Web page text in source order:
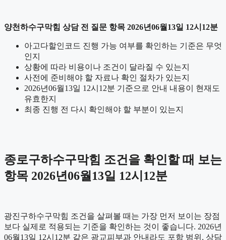
양천하수구막힘 상담 전 질문 항목 2026년06월13일 12시12분
아고다할인코드 진행 가능 여부를 확인하는 기준은 무엇
인지
상황에 따라 비용이나 조건이 달라질 수 있는지
사전에 준비해야 할 자료나 확인 절차가 있는지
2026년06월13일 12시12분 기준으로 안내 내용이 현재도
유효한지
최종 진행 전 다시 확인해야 할 부분이 있는지
종로구하수구막힘 조건을 확인할 때 보는
항목 2026년06월13일 12시12분
광진구하수구막힘 조건을 살펴볼 때는 가장 먼저 보이는 장점
보다 실제로 적용되는 기준을 확인하는 것이 좋습니다. 2026년
06월13일 12시12분 같은 광교피부과 안내라도 포함 범위, 상담